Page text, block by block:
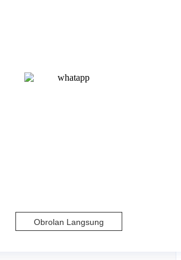
Obrolan Langsung